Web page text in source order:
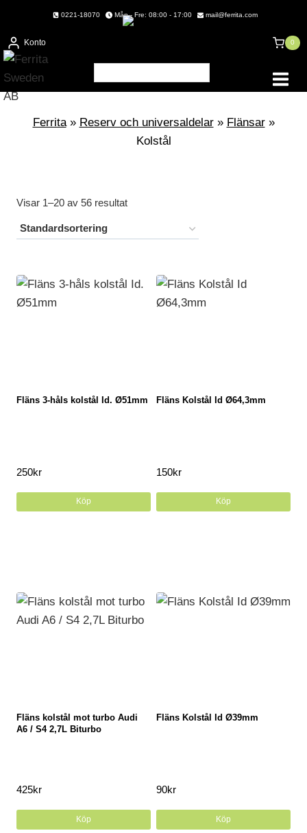
content
0221-18070 Mån - Fre: 08:00 - 17:00 mail@ferrita.com
Konto 0
Ferrita» Reserv och universaldelar» Flänsar»
Kolstål
Visar 1–20 av 56 resultat
Fläns 3-håls kolstål Id. Ø51mm
250kr
Köp
Fläns Kolstål Id Ø64,3mm
150kr
Köp
Fläns kolstål mot turbo Audi
A6 / S4 2,7L Biturbo
425kr
Köp
Fläns Kolstål Id Ø39mm
90kr
Köp